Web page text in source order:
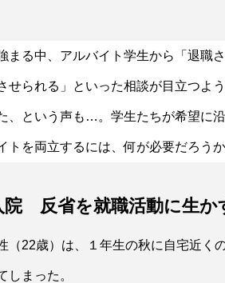
まる中、アルバイト学生から「退職
せられる」といった相談が目立つよ
、という声も…。学生たちが希望に
を両立するには、何が必要だろうか
院 反省を就職活動に生か
（22歳）は、１年生の秋に自宅近く
しまった。
かえる？労働法制②過半
働者の代表は誰？？今進
過半数代表者」の見直し
特集
イラ
を作